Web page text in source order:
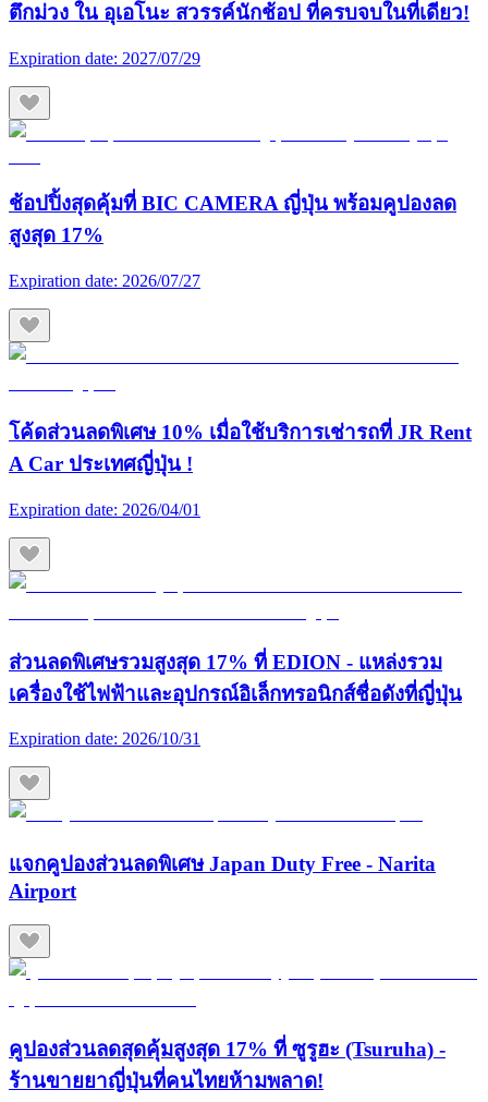
ตึกม่วง ใน อุเอโนะ สวรรค์นักช้อป ที่ครบจบในที่เดียว!
Expiration date: 2027/07/29
ช้อปปิ้งสุดคุ้มที่ BIC CAMERA ญี่ปุ่น พร้อมคูปองลด
สูงสุด 17%
Expiration date: 2026/07/27
โค้ดส่วนลดพิเศษ 10% เมื่อใช้บริการเช่ารถที่ JR Rent
A Car ประเทศญี่ปุ่น !
Expiration date: 2026/04/01
ส่วนลดพิเศษรวมสูงสุด 17% ที่ EDION - แหล่งรวม
เครื่องใช้ไฟฟ้าและอุปกรณ์อิเล็กทรอนิกส์ชื่อดังที่ญี่ปุ่น
Expiration date: 2026/10/31
แจกคูปองส่วนลดพิเศษ Japan Duty Free - Narita
Airport
คูปองส่วนลดสุดคุ้มสูงสุด 17% ที่ ซูรูฮะ (Tsuruha) -
ร้านขายยาญี่ปุ่นที่คนไทยห้ามพลาด!